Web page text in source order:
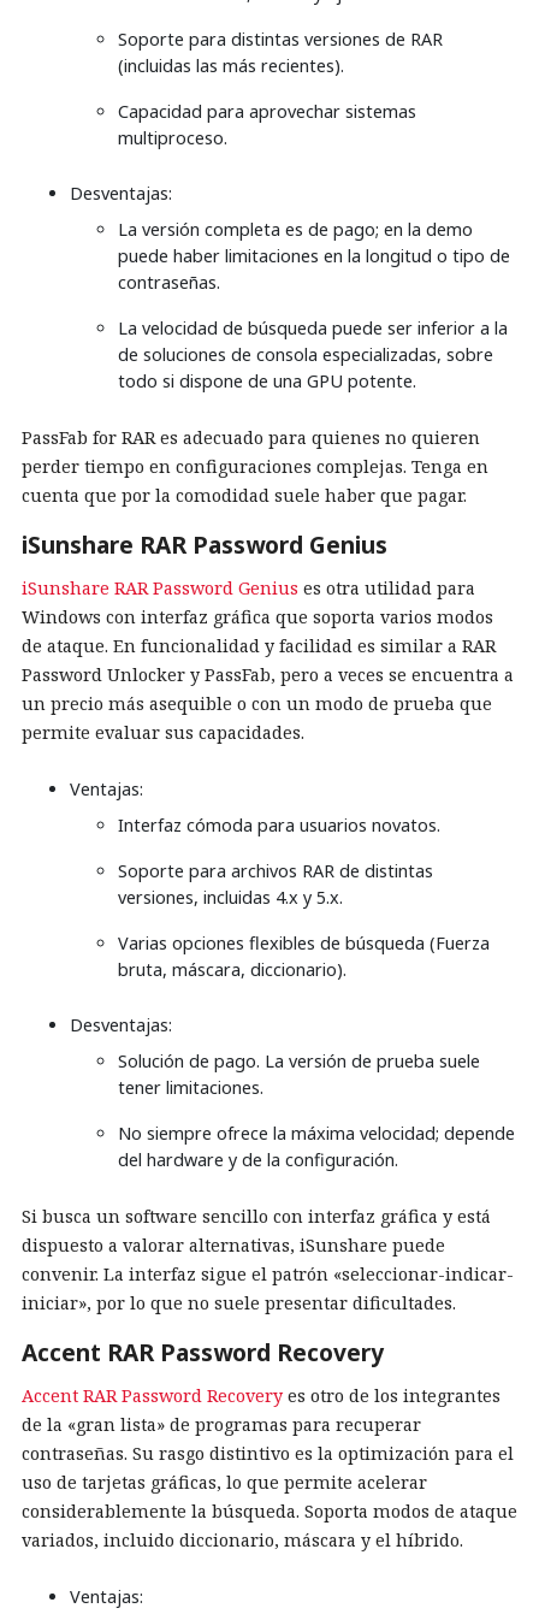
Soporte para distintas versiones de RAR
(incluidas las más recientes).
Capacidad para aprovechar sistemas
multiproceso.
Desventajas:
La versión completa es de pago; en la demo
puede haber limitaciones en la longitud o tipo de
contraseñas.
La velocidad de búsqueda puede ser inferior a la
de soluciones de consola especializadas, sobre
todo si dispone de una GPU potente.
PassFab for RAR es adecuado para quienes no quieren
perder tiempo en configuraciones complejas. Tenga en
cuenta que por la comodidad suele haber que pagar.
iSunshare RAR Password Genius
iSunshare RAR Password Genius es otra utilidad para
Windows con interfaz gráfica que soporta varios modos
de ataque. En funcionalidad y facilidad es similar a RAR
Password Unlocker y PassFab, pero a veces se encuentra a
un precio más asequible o con un modo de prueba que
permite evaluar sus capacidades.
Ventajas:
Interfaz cómoda para usuarios novatos.
Soporte para archivos RAR de distintas
versiones, incluidas 4.x y 5.x.
Varias opciones flexibles de búsqueda (Fuerza
bruta, máscara, diccionario).
Desventajas:
Solución de pago. La versión de prueba suele
tener limitaciones.
No siempre ofrece la máxima velocidad; depende
del hardware y de la configuración.
Si busca un software sencillo con interfaz gráfica y está
dispuesto a valorar alternativas, iSunshare puede
convenir. La interfaz sigue el patrón «seleccionar-indicar-
iniciar», por lo que no suele presentar dificultades.
Accent RAR Password Recovery
Accent RAR Password Recovery es otro de los integrantes
de la «gran lista» de programas para recuperar
contraseñas. Su rasgo distintivo es la optimización para el
uso de tarjetas gráficas, lo que permite acelerar
considerablemente la búsqueda. Soporta modos de ataque
variados, incluido diccionario, máscara y el híbrido.
Ventajas: